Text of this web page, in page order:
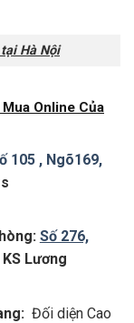
Hà Nội
Online Của
105 , Ngõ169,
Số 276,
KS Lương
Đối diện Cao